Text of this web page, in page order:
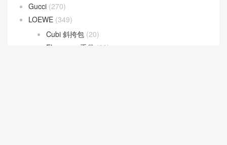
Gucci (270)
LOEWE (349)
Cubi 斜挎包 (20)
Flamenco 手袋 (23)